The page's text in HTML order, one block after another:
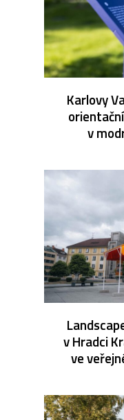
Karlovy
v
v Hradci
ve